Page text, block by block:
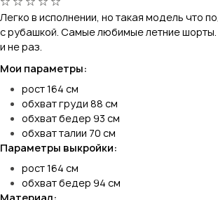
Легко в исполнении, но такая модель что
с рубашкой. Самые любимые летние шорты.
и не раз.
Мои параметры:
рост 164 см
обхват груди 88 см
обхват бедер 93 см
обхват талии 70 см
Параметры выкройки:
рост 164 см
обхват бедер 94 см